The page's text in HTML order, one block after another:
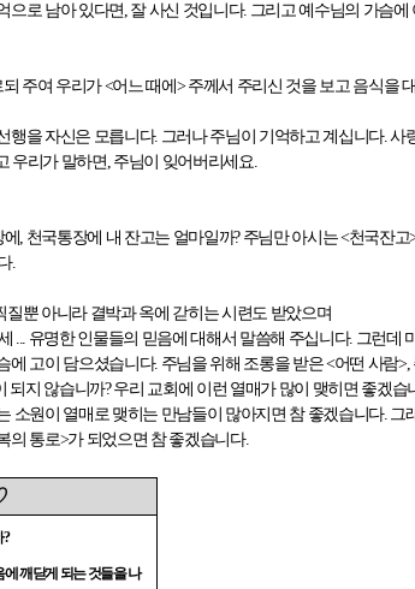
으로 남아 있다면, 잘 사신 것입니다. 그리고 예수님의 가슴에
주여 우리가<어느 때에 >주께서 주리신 것을 보고 음식을
행을 자신은 모릅니다. 그러나 주님이 기억하고 계십니다.사
우리가 말하면, 주님이 잊어버리세요.
, 천국통장에 내 잔고는 얼마일까? 주님만 아시는<천국잔고
.
질뿐 아니라 결박과 옥에 갇히는 시련도 받았으며
... 유명한 인물들의 믿음에 대해서 말씀해 주십니다. 그런데
에 고이 담으셨습니다. 주님을 위해 조롱을 받은<어떤 사람>,
되지 않습니까?우리 교회에 이런 열매가 많이 맺히면 좋겠습
소원이 열매로 맺히는 만남들이 많아지면 참 좋겠습니다. 그
의 통로>가 되었으면 참 좋겠습니다.
?
에 깨닫게 되는 것들을 나